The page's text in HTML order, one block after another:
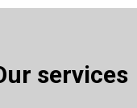
services